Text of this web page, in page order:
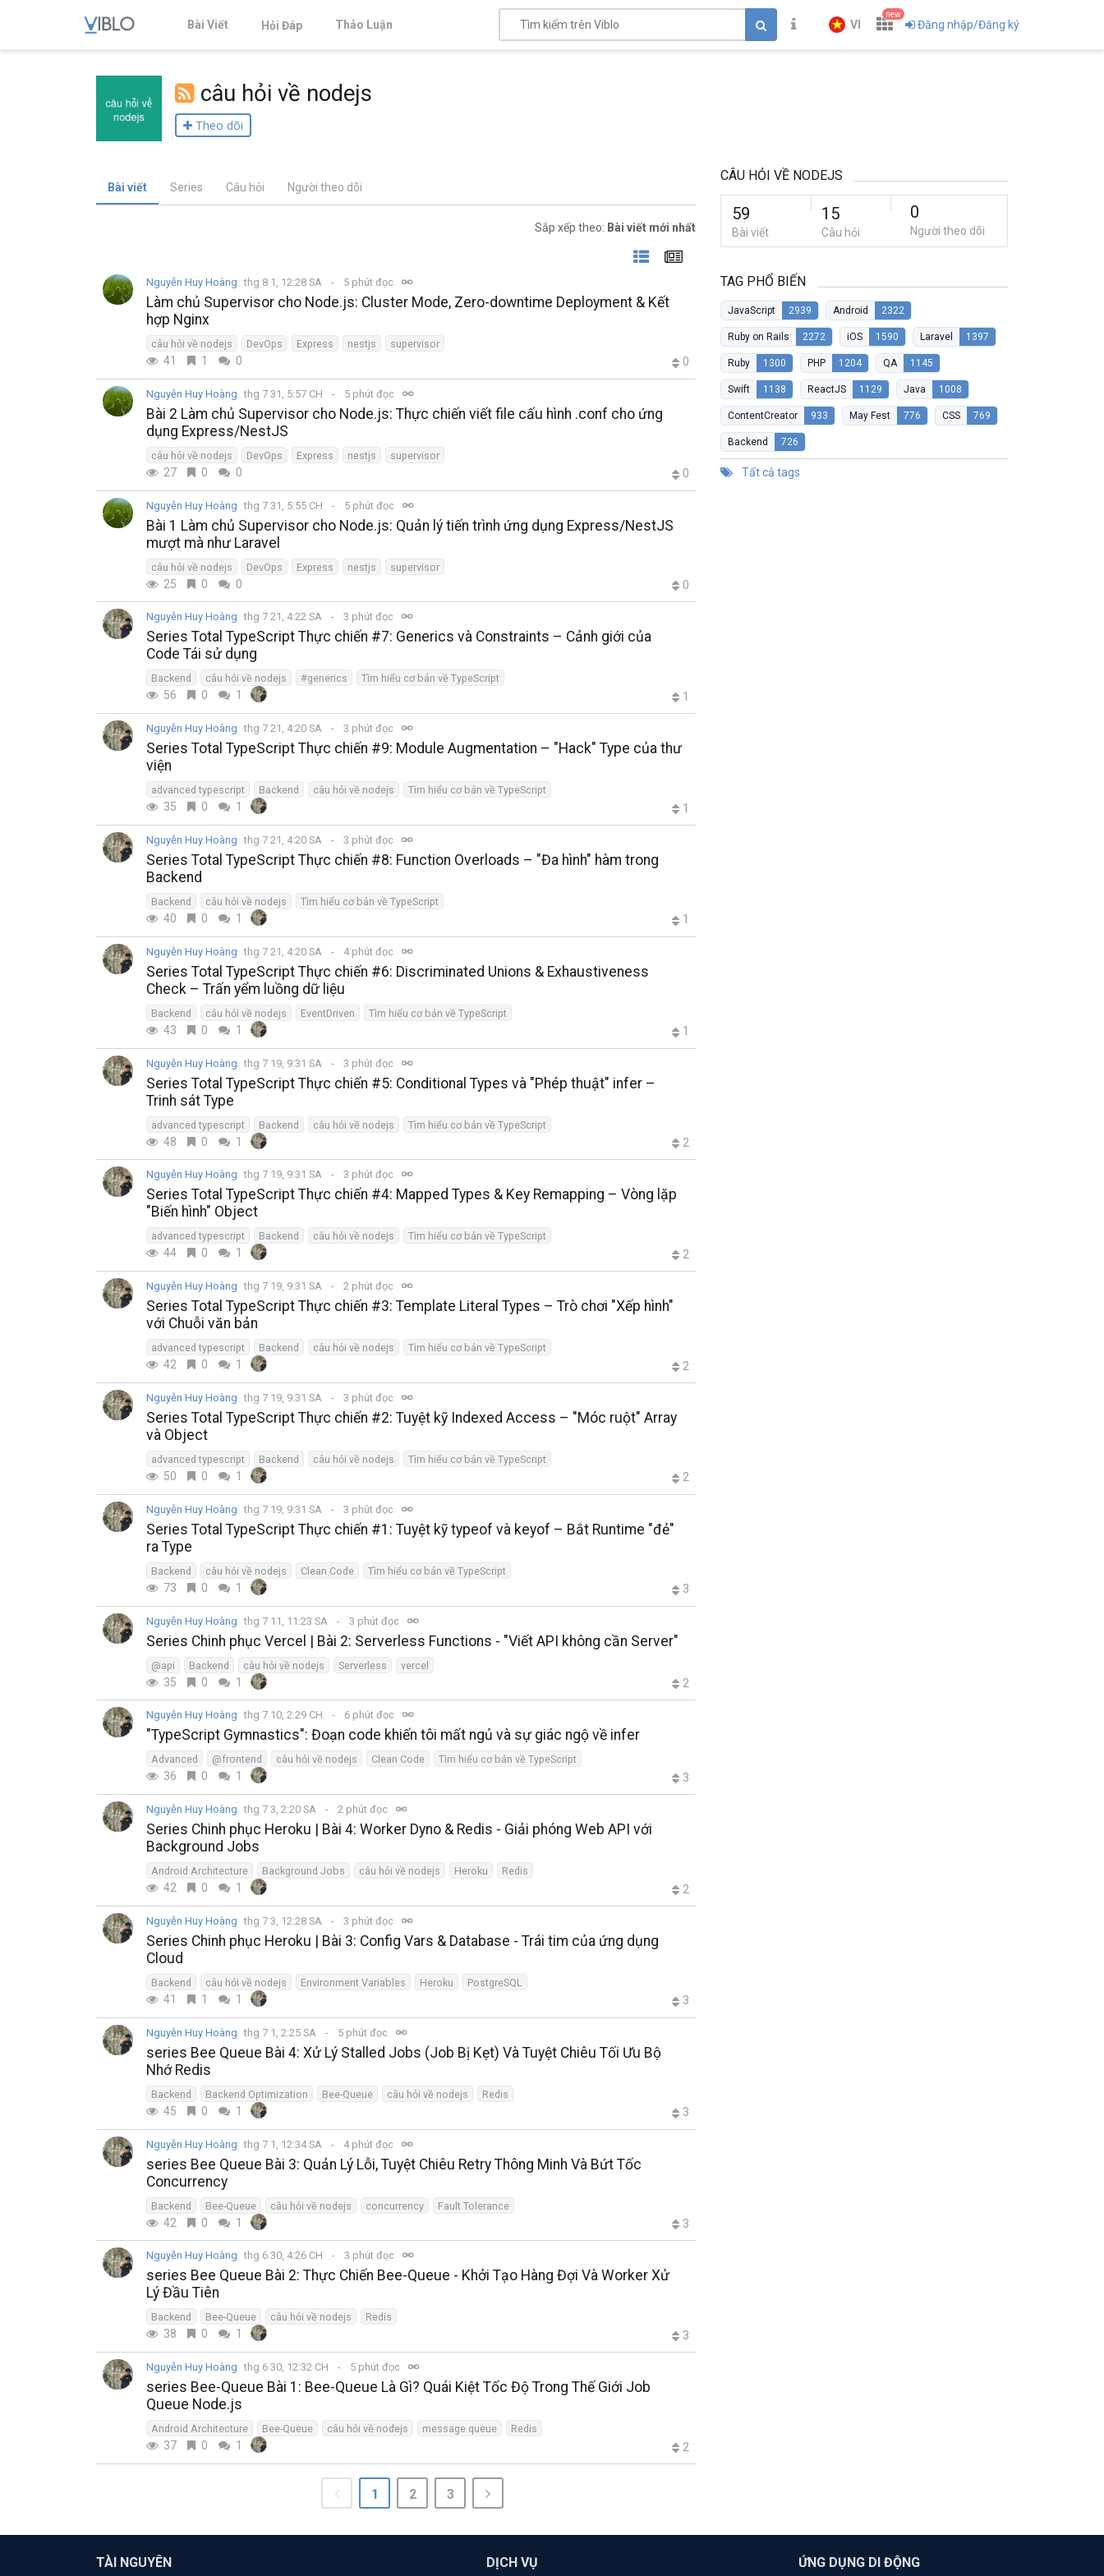
Bài Viết Hỏi Đáp Thảo Luận VI
new
Đăng nhập/Đăng ký
câu hỏi về nodejs
Theo dõi
Bài viết Series Câu hỏi Người theo dõi
Sắp xếp theo: Bài viết mới nhất
Nguyễn Huy Hoàng thg 8 1, 12:28 SA 5 phút đọc
Làm chủ Supervisor cho Node.js: Cluster Mode, Zero-downtime Deployment & Kết
hợp Nginx
câu hỏi về nodejs DevOps Express nestjs supervisor
41 1 0 0
Nguyễn Huy Hoàng thg 7 31, 5:57 CH 5 phút đọc
Bài 2 Làm chủ Supervisor cho Node.js: Thực chiến viết file cấu hình .conf cho ứng
dụng Express/NestJS
câu hỏi về nodejs DevOps Express nestjs supervisor
27 0 0 0
Nguyễn Huy Hoàng thg 7 31, 5:55 CH 5 phút đọc
Bài 1 Làm chủ Supervisor cho Node.js: Quản lý tiến trình ứng dụng Express/NestJS
mượt mà như Laravel
câu hỏi về nodejs DevOps Express nestjs supervisor
25 0 0 0
Nguyễn Huy Hoàng thg 7 21, 4:22 SA 3 phút đọc
Series Total TypeScript Thực chiến #7: Generics và Constraints – Cảnh giới của
Code Tái sử dụng
Backend câu hỏi về nodejs #generics Tìm hiểu cơ bản về TypeScript
56 0 1 1
Nguyễn Huy Hoàng thg 7 21, 4:20 SA 3 phút đọc
Series Total TypeScript Thực chiến #9: Module Augmentation – "Hack" Type của thư
viện
advanced typescript Backend câu hỏi về nodejs Tìm hiểu cơ bản về TypeScript
35 0 1 1
Nguyễn Huy Hoàng thg 7 21, 4:20 SA 3 phút đọc
Series Total TypeScript Thực chiến #8: Function Overloads – "Đa hình" hàm trong
Backend
Backend câu hỏi về nodejs Tìm hiểu cơ bản về TypeScript
40 0 1 1
Nguyễn Huy Hoàng thg 7 21, 4:20 SA 4 phút đọc
Series Total TypeScript Thực chiến #6: Discriminated Unions & Exhaustiveness
Check – Trấn yểm luồng dữ liệu
Backend câu hỏi về nodejs EventDriven Tìm hiểu cơ bản về TypeScript
43 0 1 1
Nguyễn Huy Hoàng thg 7 19, 9:31 SA 3 phút đọc
Series Total TypeScript Thực chiến #5: Conditional Types và "Phép thuật" infer –
Trinh sát Type
advanced typescript Backend câu hỏi về nodejs Tìm hiểu cơ bản về TypeScript
48 0 1 2
Nguyễn Huy Hoàng thg 7 19, 9:31 SA 3 phút đọc
Series Total TypeScript Thực chiến #4: Mapped Types & Key Remapping – Vòng lặp
"Biến hình" Object
advanced typescript Backend câu hỏi về nodejs Tìm hiểu cơ bản về TypeScript
44 0 1 2
Nguyễn Huy Hoàng thg 7 19, 9:31 SA 2 phút đọc
Series Total TypeScript Thực chiến #3: Template Literal Types – Trò chơi "Xếp hình"
với Chuỗi văn bản
advanced typescript Backend câu hỏi về nodejs Tìm hiểu cơ bản về TypeScript
42 0 1 2
Nguyễn Huy Hoàng thg 7 19, 9:31 SA 3 phút đọc
Series Total TypeScript Thực chiến #2: Tuyệt kỹ Indexed Access – "Móc ruột" Array
và Object
advanced typescript Backend câu hỏi về nodejs Tìm hiểu cơ bản về TypeScript
50 0 1 2
Nguyễn Huy Hoàng thg 7 19, 9:31 SA 3 phút đọc
Series Total TypeScript Thực chiến #1: Tuyệt kỹ typeof và keyof – Bắt Runtime "đẻ"
ra Type
Backend câu hỏi về nodejs Clean Code Tìm hiểu cơ bản về TypeScript
73 0 1 3
Nguyễn Huy Hoàng thg 7 11, 11:23 SA 3 phút đọc
Series Chinh phục Vercel | Bài 2: Serverless Functions - "Viết API không cần Server"
@api Backend câu hỏi về nodejs Serverless vercel
35 0 1 2
Nguyễn Huy Hoàng thg 7 10, 2:29 CH 6 phút đọc
"TypeScript Gymnastics": Đoạn code khiến tôi mất ngủ và sự giác ngộ về infer
Advanced @frontend câu hỏi về nodejs Clean Code Tìm hiểu cơ bản về TypeScript
36 0 1 3
Nguyễn Huy Hoàng thg 7 3, 2:20 SA 2 phút đọc
Series Chinh phục Heroku | Bài 4: Worker Dyno & Redis - Giải phóng Web API với
Background Jobs
Android Architecture Background Jobs câu hỏi về nodejs Heroku Redis
42 0 1 2
Nguyễn Huy Hoàng thg 7 3, 12:28 SA 3 phút đọc
Series Chinh phục Heroku | Bài 3: Config Vars & Database - Trái tim của ứng dụng
Cloud
Backend câu hỏi về nodejs Environment Variables Heroku PostgreSQL
41 1 1 3
Nguyễn Huy Hoàng thg 7 1, 2:25 SA 5 phút đọc
series Bee Queue Bài 4: Xử Lý Stalled Jobs (Job Bị Kẹt) Và Tuyệt Chiêu Tối Ưu Bộ
Nhớ Redis
Backend Backend Optimization Bee-Queue câu hỏi về nodejs Redis
45 0 1 3
Nguyễn Huy Hoàng thg 7 1, 12:34 SA 4 phút đọc
series Bee Queue Bài 3: Quản Lý Lỗi, Tuyệt Chiêu Retry Thông Minh Và Bứt Tốc
Concurrency
Backend Bee-Queue câu hỏi về nodejs concurrency Fault Tolerance
42 0 1 3
Nguyễn Huy Hoàng thg 6 30, 4:26 CH 3 phút đọc
series Bee Queue Bài 2: Thực Chiến Bee-Queue - Khởi Tạo Hàng Đợi Và Worker Xử
Lý Đầu Tiên
Backend Bee-Queue câu hỏi về nodejs Redis
38 0 1 3
Nguyễn Huy Hoàng thg 6 30, 12:32 CH 5 phút đọc
series Bee-Queue Bài 1: Bee-Queue Là Gì? Quái Kiệt Tốc Độ Trong Thế Giới Job
Queue Node.js
Android Architecture Bee-Queue câu hỏi về nodejs message queue Redis
37 0 1 2
1 2 3
CÂU HỎI VỀ NODEJS
59
Bài viết
15
Câu hỏi
0
Người theo dõi
TAG PHỔ BIẾN
JavaScript 2939 Android 2322
Ruby on Rails 2272 iOS 1590 Laravel 1397
Ruby 1300 PHP 1204 QA 1145
Swift 1138 ReactJS 1129 Java 1008
ContentCreator 933 May Fest 776 CSS 769
Backend 726
Tất cả tags
TÀI NGUYÊN DỊCH VỤ ỨNG DỤNG DI ĐỘNG